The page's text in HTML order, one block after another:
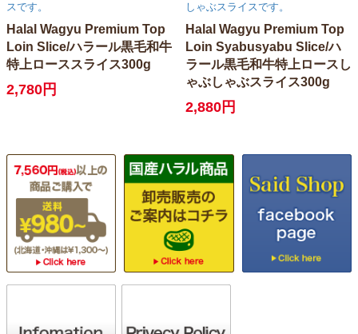
スです。
Halal Wagyu Premium Top
Loin Slice/ハラール黒毛和牛
特上ローススライス300g
2,780円
しゃぶスライスです。
Halal Wagyu Premium Top
Loin Syabusyabu Slice/ハ
ラール黒毛和牛特上ロースし
ゃぶしゃぶスライス300g
2,880円